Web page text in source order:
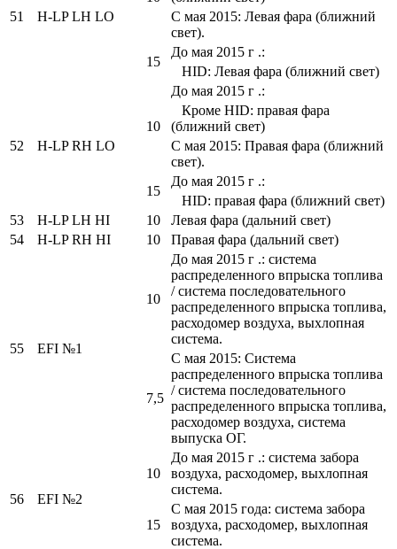
51 H-LP LH LO
С мая 2015: Левая фара (ближний
свет).
15
До мая 2015 г .:
HID: Левая фара (ближний свет)
52 H-LP RH LO
10
До мая 2015 г .:
Кроме HID: правая фара
(ближний свет)
С мая 2015: Правая фара (ближний
свет).
15
До мая 2015 г .:
HID: правая фара (ближний свет)
53
H-LP LH HI 10
Левая фара (дальний свет)
54
H-LP RH HI 10 Правая фара (дальний свет)
55 EFI №1
10
До мая 2015 г .: система
распределенного впрыска топлива
/ система последовательного
распределенного впрыска топлива,
расходомер воздуха, выхлопная
система.
7,5
С мая 2015: Система
распределенного впрыска топлива
/ система последовательного
распределенного впрыска топлива,
расходомер воздуха, система
выпуска ОГ.
56 EFI №2
10
До мая 2015 г .: система забора
воздуха, расходомер, выхлопная
система.
15
С мая 2015 года: система забора
воздуха, расходомер, выхлопная
система.